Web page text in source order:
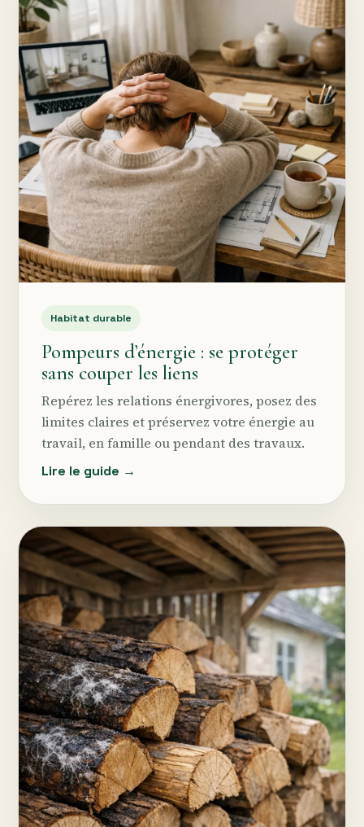
Habitat durable
Pompeurs d’énergie : se protéger
sans couper les liens
Repérez les relations énergivores, posez des
limites claires et préservez votre énergie au
travail, en famille ou pendant des travaux.
Lire le guide →